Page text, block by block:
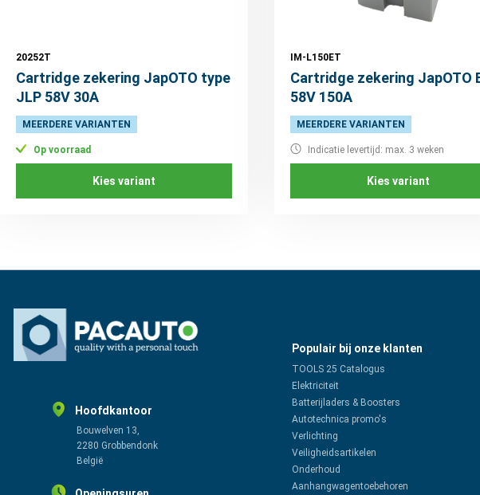
20252T
Cartridge zekering JapOTO type
JLP 58V 30A
MEERDERE VARIANTEN
Op voorraad
Kies variant
IM-L150ET
Cartridge zekering JapOTO ET
58V 150A
MEERDERE VARIANTEN
Indicatie levertijd: max. 3 weken
Kies variant
Hoofdkantoor
Bouwelven 13,
2280 Grobbendonk
België
Populair bij onze klanten
TOOLS 25 Catalogus
Elektriciteit
Batterijladers & Boosters
Autotechnica promo's
Verlichting
Veiligheidsartikelen
Onderhoud
Aanhangwagentoebehoren